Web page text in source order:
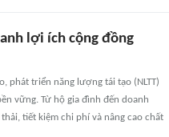
lợi ích cộng đồng
phát triển năng lượng tái tạo (NLTT)
vững. Từ hộ gia đình đến doanh
tiết kiệm chi phí và nâng cao chất